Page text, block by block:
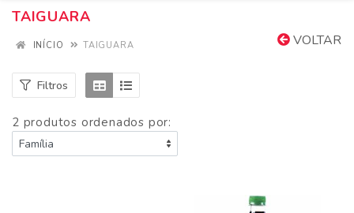
TAIGUARA
VOLTAR
INÍCIO TAIGUARA
Filtros
2 produtos ordenados por: